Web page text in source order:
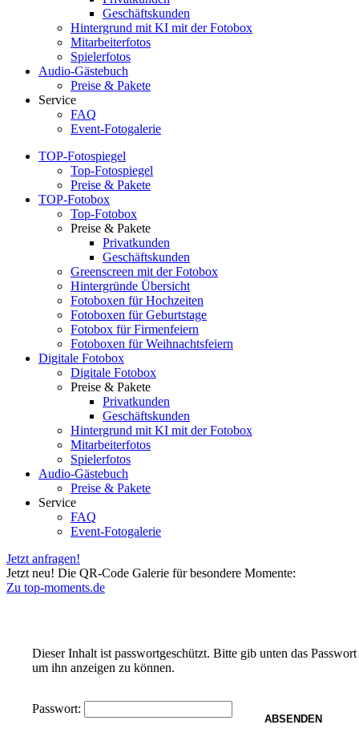
Geschäftskunden
Hintergrund mit KI mit der Fotobox
Mitarbeiterfotos
Spielerfotos
Audio-Gästebuch
Preise & Pakete
Service
FAQ
Event-Fotogalerie
TOP-Fotospiegel
Top-Fotospiegel
Preise & Pakete
TOP-Fotobox
Top-Fotobox
Preise & Pakete
Privatkunden
Geschäftskunden
Greenscreen mit der Fotobox
Hintergründe Übersicht
Fotoboxen für Hochzeiten
Fotoboxen für Geburtstage
Fotobox für Firmenfeiern
Fotoboxen für Weihnachtsfeiern
Digitale Fotobox
Digitale Fotobox
Preise & Pakete
Privatkunden
Geschäftskunden
Hintergrund mit KI mit der Fotobox
Mitarbeiterfotos
Spielerfotos
Audio-Gästebuch
Preise & Pakete
Service
FAQ
Event-Fotogalerie
Jetzt anfragen!
Jetzt neu! Die QR-Code Galerie für besondere Momente:
Zu top-moments.de
Dieser Inhalt ist passwortgeschützt. Bitte gib unten das
um ihn anzeigen zu können.
Passwort: